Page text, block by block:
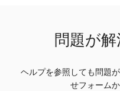
問題が
ヘルプを参照しても問題
せフォーム